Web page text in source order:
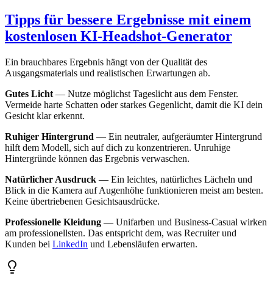
Tipps für bessere Ergebnisse mit einem
kostenlosen KI-Headshot-Generator
Ein brauchbares Ergebnis hängt von der Qualität des
Ausgangsmaterials und realistischen Erwartungen ab.
Gutes Licht — Nutze möglichst Tageslicht aus dem Fenster.
Vermeide harte Schatten oder starkes Gegenlicht, damit die KI dein
Gesicht klar erkennt.
Ruhiger Hintergrund — Ein neutraler, aufgeräumter Hintergrund
hilft dem Modell, sich auf dich zu konzentrieren. Unruhige
Hintergründe können das Ergebnis verwaschen.
Natürlicher Ausdruck — Ein leichtes, natürliches Lächeln und
Blick in die Kamera auf Augenhöhe funktionieren meist am besten.
Keine übertriebenen Gesichtsausdrücke.
Professionelle Kleidung — Unifarben und Business-Casual wirken
am professionellsten. Das entspricht dem, was Recruiter und
Kunden bei LinkedIn und Lebensläufen erwarten.